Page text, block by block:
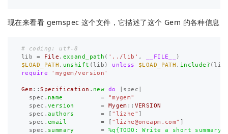
现在来看看 gemspec 这个文件，它描述了这个 Gem 的各种信息
# coding: utf-8
lib
= File . expand_path ( '../lib' , __FILE__
)
$LOAD_PATH . unshift ( lib ) unless $LOAD_PATH . include? ( lib
require
'mygem/version'
Gem::Specification . new do spec
spec . name =
"mygem"
spec . version = Mygem :: VERSION
spec . authors = [ "lizhe" ]
spec . email = [ " lizhe@oneapm.com" ]
spec . summary =
%q{TODO: Write a short